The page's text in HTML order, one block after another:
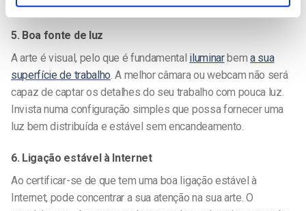
arte.
5. Boa fonte de luz
A arte é visual, pelo que é fundamental iluminarbema sua
superfície de trabalho. A melhor câmara ou webcam não será
capaz de captar os detalhes do seu trabalho com pouca luz.
Invista numa configuração simples que possa fornecer uma
luz bem distribuída e estável sem encandeamento.
6. Ligação estável à Internet
Ao certificar-se de que tem uma boa ligação estável à
Internet, pode concentrar a sua atenção na sua arte. O